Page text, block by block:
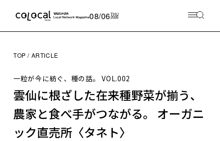
08/06THU
2026
TOP ARTICLE
一粒が今に紡ぐ、種の話。VOL.002
雲仙に根ざした在来種野菜が揃う、
農家と食べ手がつながる。 オーガニ
ック直売所〈タネト〉